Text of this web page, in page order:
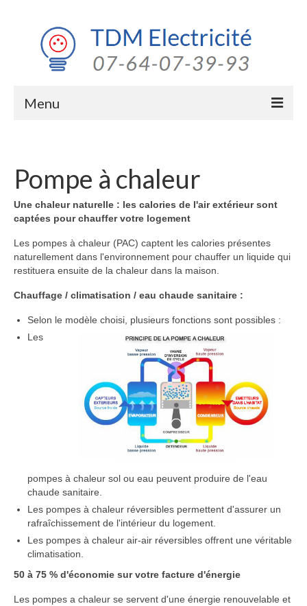
Menu
Eclairage extérieur
Rénovation
Pompe à chaleur
Une chaleur naturelle : les calories de l'air extérieur sont
captées pour chauffer votre logement
Les pompes à chaleur (PAC) captent les calories présentes
naturellement dans l'environnement pour chauffer un liquide qui
restituera ensuite de la chaleur dans la maison.
Chauffage / climatisation / eau chaude sanitaire :
Selon le modèle choisi, plusieurs fonctions sont possibles :
Les
pompes à chaleur sol ou eau peuvent produire de l'eau
chaude sanitaire.
Les pompes à chaleur réversibles permettent d'assurer un
rafraîchissement de l'intérieur du logement.
Les pompes à chaleur air-air réversibles offrent une véritable
climatisation.
50 à 75 % d'économie sur votre facture d'énergie
Les pompes a chaleur se servent d'une énergie renouvelable et